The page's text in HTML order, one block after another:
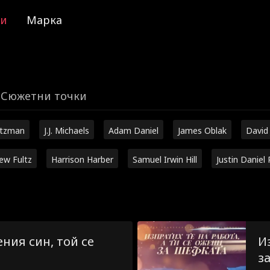
Марка
Сюжетни точки
J.J. Michaels Adam Daniel James Oblak David
Fultz Harrison Harber Samuel Irwin Hill Justin Daniel
син, той се